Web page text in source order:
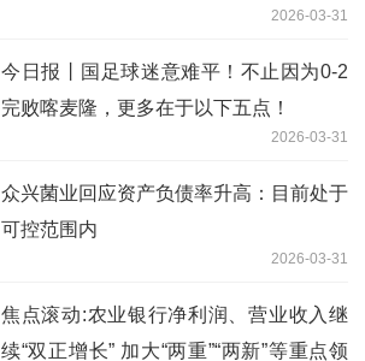
2026-03-31
今日报丨国足球迷意难平！不止因为0-2
完败喀麦隆，更多在于以下五点！
2026-03-31
众兴菌业回应资产负债率升高：目前处于
可控范围内
2026-03-31
焦点滚动:农业银行净利润、营业收入继
续“双正增长” 加大“两重”“两新”等重点领